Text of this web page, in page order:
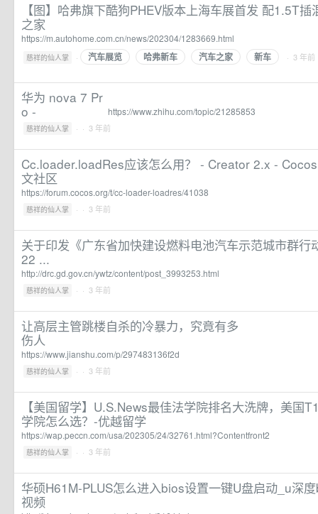
【图】哈弗旗下酷狗PHEV版本上海车展首发 配1.5T插
之家
https://m.autohome.com.cn/news/202304/1283669.html
慈祥的仙人掌 · 汽车展览 哈弗新车 汽车之家 新车 · 3 年前
华为 nova 7 Pr
o -
https://www.zhihu.com/topic/21285853
慈祥的仙人掌 · · 3 年前
Cc.loader.loadRes应该怎么用？ - Creator 2.x -
文社区
https://forum.cocos.org/t/cc-loader-loadres/41038
慈祥的仙人掌 · · 3 年前
关于印发《广东省加快建设燃料电池汽车示范城市群行
22 ...
http://drc.gd.gov.cn/ywtz/content/post_3993253.html
慈祥的仙人掌 · · 3 年前
让高层主管跳楼自杀的冷暴力，究竟有多
伤人
https://www.jianshu.com/p/297483136f2d
慈祥的仙人掌 · · 3 年前
【美国留学】U.S.News最佳法学院排名大洗牌，美国
学院怎么选？-优越留学
https://wap.peccn.com/usa/202305/24/32761.html?Contentfront2
慈祥的仙人掌 · · 3 年前
华硕H61M-PLUS怎么进入bios设置一键U盘启动_u深
视频